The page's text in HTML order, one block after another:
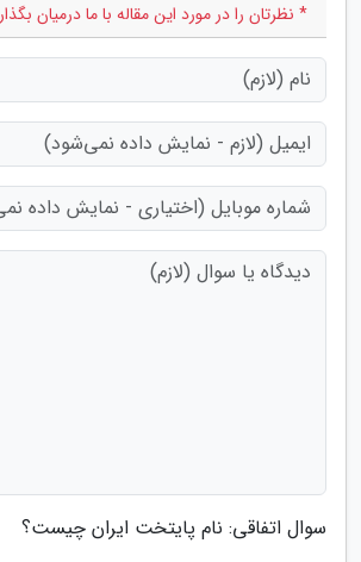
* نظرتان را در مورد این مقاله با ما درمیان
سوال اتفاقی: نام پایتخت ایران چیست؟